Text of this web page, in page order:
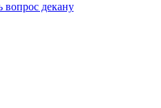
вопрос декану